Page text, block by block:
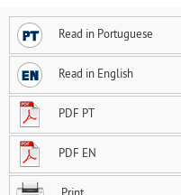
Read in Portuguese
Read in English
PDF PT
PDF EN